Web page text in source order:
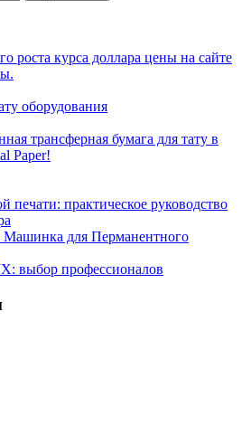
роста курса доллара цены на сайте
оборудования
трансферная бумага для тату в
Paper!
печати: практическое руководство
Машинка для Перманентного
выбор профессионалов